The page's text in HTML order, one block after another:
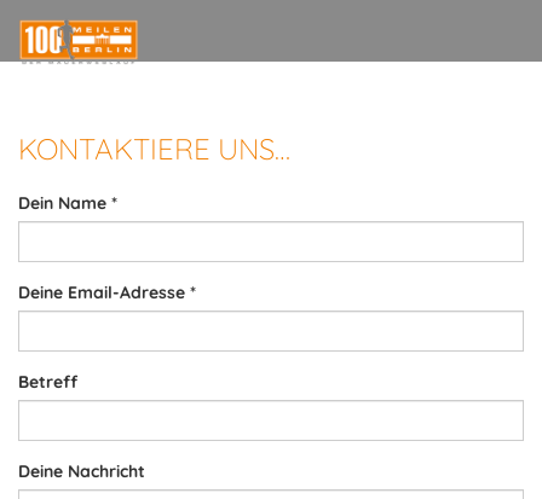
KONTAKTIERE UNS…
Dein Name *
Deine Email-Adresse *
Betreff
Deine Nachricht